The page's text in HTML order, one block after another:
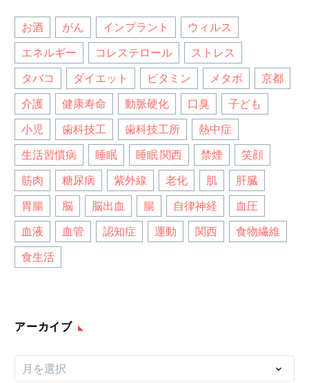
お酒 がん インプラント
ウィルス
エネルギー
コレステロール
ストレス
タバコ
ダイエット ビタミン メタボ
京都
介護
健康寿命 動脈硬化 口臭
子ども
小児
歯科技工 歯科技工所
熱中症
生活習慣病
睡眠 睡眠 関西 禁煙
笑顔
筋肉
糖尿病 紫外線 老化 肌
肝臓
胃腸
脳 脳出血 腸 自律神経
血圧
血液
血管 認知症 運動 関西
食物繊維
食生活
アーカイブ
ー
月を選択